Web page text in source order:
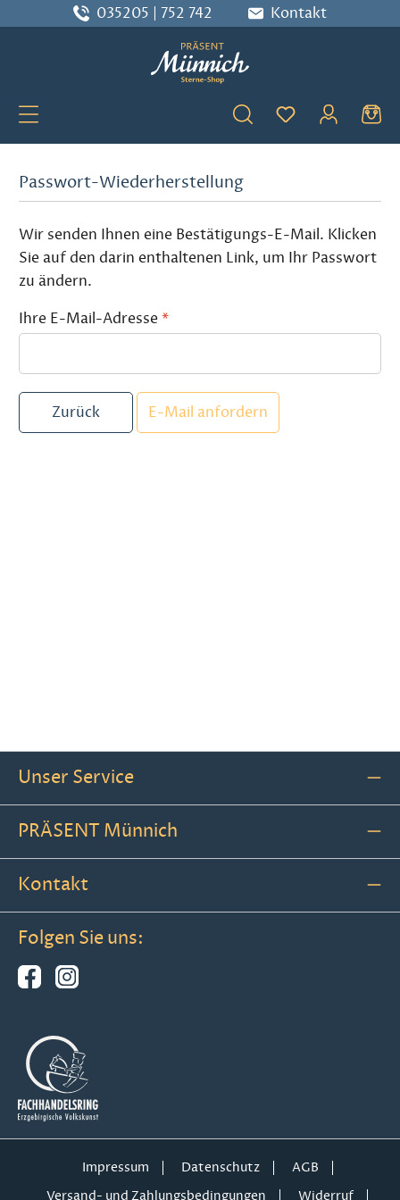
Zum Hauptinhalt springen
035205 | 752 742 Kontakt
Du hast 0
Passwort-Wiederherstellung
Wir senden Ihnen eine Bestätigungs-E-Mail. Klicken
Sie auf den darin enthaltenen Link, um Ihr Passwort
zu ändern.
Ihre E-Mail-Adresse *
Zurück E-Mail anfordern
Unser Service
PRÄSENT Münnich
Kontakt
Folgen Sie uns:
Impressum Datenschutz
AGB
Versand- und Zahlungsbedingungen
Widerruf